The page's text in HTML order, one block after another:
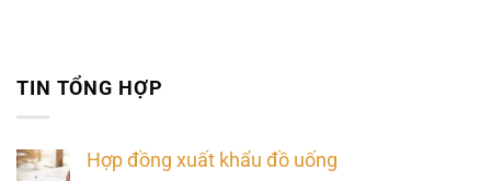
TIN TỔNG HỢP
Hợp đồng xuất khẩu đồ uống